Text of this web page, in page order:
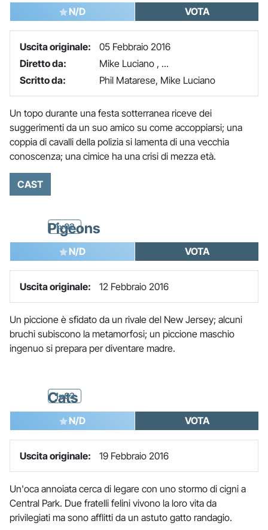
N/D VOTA
Uscita originale:
05 Febbraio 2016
Diretto da:
Mike Luciano , ...
Scritto da:
Phil Matarese, Mike Luciano
Un topo durante una festa sotterranea riceve dei
suggerimenti da un suo amico su come accoppiarsi; una
coppia di cavalli della polizia si lamenta di una vecchia
conoscenza; una cimice ha una crisi di mezza età.
CAST
1x02
Pigeons
N/D VOTA
Uscita originale: 12 Febbraio 2016
Un piccione è sfidato da un rivale del New Jersey; alcuni
bruchi subiscono la metamorfosi; un piccione maschio
ingenuo si prepara per diventare madre.
1x03
Cats
N/D VOTA
Uscita originale: 19 Febbraio 2016
Un'oca annoiata cerca di legare con uno stormo di cigni a
Central Park. Due fratelli felini vivono la loro vita da
privilegiati ma sono afflitti da un astuto gatto randagio.